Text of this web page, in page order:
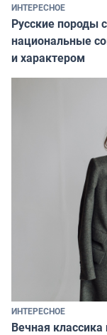
ИНТЕРЕСНОЕ
Русские породы
национальные
и характером
ИНТЕРЕСНОЕ
Вечная